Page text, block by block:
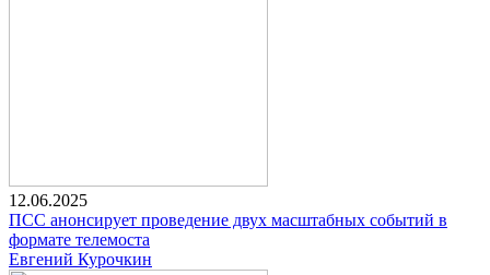
12.06.2025
ПСС анонсирует проведение двух масштабных событий в
формате телемоста
Евгений Курочкин